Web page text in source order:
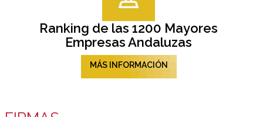
Ranking de las 1200 Mayores
Empresas Andaluzas
MÁS INFORMACIÓN